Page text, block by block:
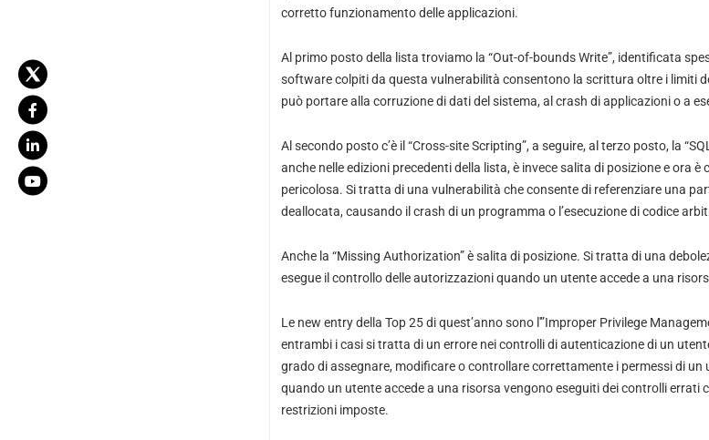
corretto funzionamento delle applicazioni.
Al primo posto della lista troviamo la “Out-of-bounds Write”, identificata
software colpiti da questa vulnerabilità consentono la scrittura oltre i limiti
può portare alla corruzione di dati del sistema, al crash di applicazioni o a
Al secondo posto c’è il “Cross-site Scripting”, a seguire, al terzo posto, la
anche nelle edizioni precedenti della lista, è invece salita di posizione e ora
pericolosa. Si tratta di una vulnerabilità che consente di referenziare una
deallocata, causando il crash di un programma o l’esecuzione di codice
Anche la “Missing Authorization” è salita di posizione. Si tratta di una
esegue il controllo delle autorizzazioni quando un utente accede a una
Le new entry della Top 25 di quest’anno sono l'”Improper Privilege
entrambi i casi si tratta di un errore nei controlli di autenticazione di un
grado di assegnare, modificare o controllare correttamente i permessi di un
quando un utente accede a una risorsa vengono eseguiti dei controlli errati
restrizioni imposte.